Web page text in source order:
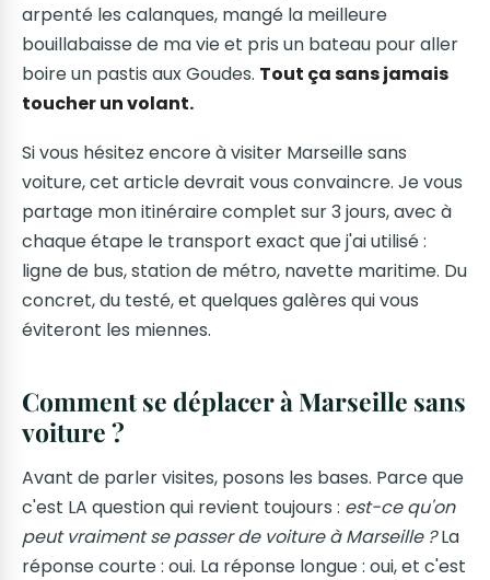
arpenté les calanques, mangé la meilleure
bouillabaisse de ma vie et pris un bateau pour aller
boire un pastis aux Goudes. Tout ça sans jamais
toucher un volant.
Si vous hésitez encore à visiter Marseille sans
voiture, cet article devrait vous convaincre. Je vous
partage mon itinéraire complet sur 3 jours, avec à
chaque étape le transport exact que j'ai utilisé :
ligne de bus, station de métro, navette maritime. Du
concret, du testé, et quelques galères qui vous
éviteront les miennes.
Comment se déplacer à Marseille sans
voiture ?
Avant de parler visites, posons les bases. Parce que
c'est LA question qui revient toujours : est-ce qu'on
peut vraiment se passer de voiture à Marseille ?La
réponse courte : oui. La réponse longue : oui, et c'est